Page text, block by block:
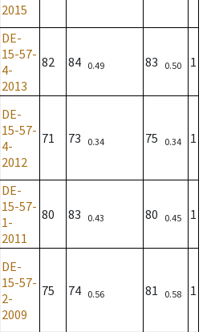
2015
DE-
15-57-
4-
2013
82 84 0.49 83 0.50 1
DE-
15-57-
4-
2012
71 73 0.34 75 0.34 1
DE-
15-57-
1-
2011
80 83 0.43 80 0.45 1
DE-
15-57-
2-
2009
75 74 0.56 81 0.58 1